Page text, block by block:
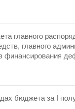
главного
главного
финансирования
бюджета за I